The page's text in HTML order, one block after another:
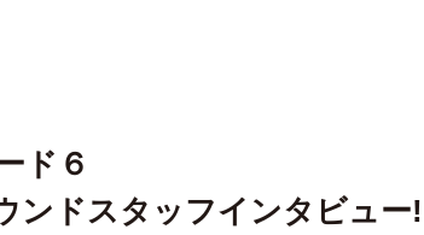
ド６
ンドスタッフインタビュ